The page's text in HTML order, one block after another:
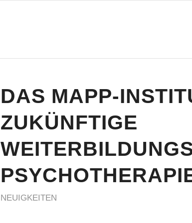
DAS MAPP-
ZUKÜNFTIGE
NEUIGKEITEN